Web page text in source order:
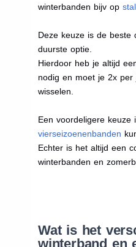
winterbanden bijv op
Deze keuze is de beste
duurste optie.
Hierdoor heb je altijd
nodig en moet je 2x
wisselen.
Een voordeligere keuze
vierseizoenenbanden
Echter is het altijd een
winterbanden en
Wat is het
winterband en